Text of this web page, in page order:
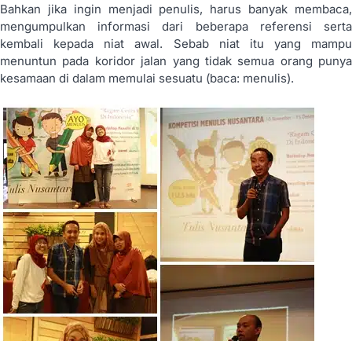
Bahkan jika ingin menjadi penulis, harus banyak membaca,
mengumpulkan informasi dari beberapa referensi serta
kembali kepada niat awal. Sebab niat itu yang mampu
menuntun pada koridor jalan yang tidak semua orang punya
kesamaan di dalam memulai sesuatu (baca: menulis).